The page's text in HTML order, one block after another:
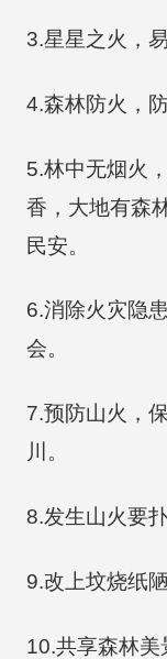
3.星星之火，
4.森林防火，防
5.林中无烟火
香，大地有森
民安。
6.消除火灾隐
会。
7.预防山火，
川。
8.发生山火要
9.改上坟烧纸
10.共享森林美